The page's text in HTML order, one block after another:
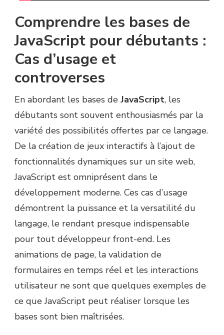
Comprendre les bases de
JavaScript pour débutants :
Cas d’usage et
controverses
En abordant les bases de JavaScript, les
débutants sont souvent enthousiasmés par la
variété des possibilités offertes par ce langage.
De la création de jeux interactifs à l’ajout de
fonctionnalités dynamiques sur un site web,
JavaScript est omniprésent dans le
développement moderne. Ces cas d’usage
démontrent la puissance et la versatilité du
langage, le rendant presque indispensable
pour tout développeur front-end. Les
animations de page, la validation de
formulaires en temps réel et les interactions
utilisateur ne sont que quelques exemples de
ce que JavaScript peut réaliser lorsque les
bases sont bien maîtrisées.